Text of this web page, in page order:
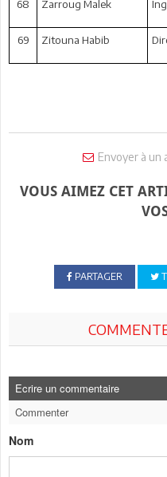
68 Zarroug Malek
69 Zitouna Habib
Envoyer à un
VOUS AIMEZ CET
PARTAGER
Ecrire un commentaire
Commenter
Nom